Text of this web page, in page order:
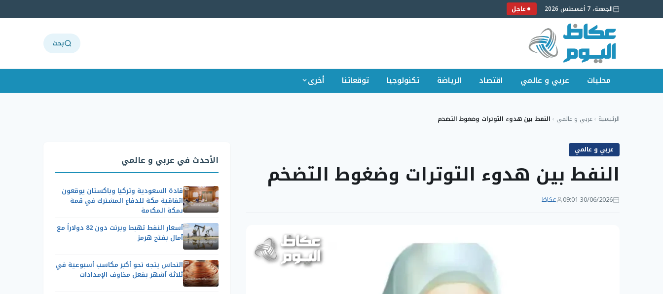
الجمعة، 7 أغسطس 2026 عاجل
بحث
محليات عربي و عالمي اقتصاد الرياضة تكنولوجيا توقعاتنا أخرى
الرئيسية ›عربي و عالمي › النفط بين هدوء التوترات وضغوط التضخم
عربي و عالمي
النفط بين هدوء التوترات وضغوط التضخم
30/06/2026 09:01 عكاظ
الأحدث في عربي و عالمي
قادة السعودية وتركيا وباكستان يوقعون
اتفاقية مكة للدفاع المشترك في قمة
بمكة المكرمة
أسعار النفط تهبط وبرنت دون 82 دولاراً مع
آمال بفتح هرمز
النحاس يتجه نحو أكبر مكاسب أسبوعية في
ثلاثة أشهر بفعل مخاوف الإمدادات